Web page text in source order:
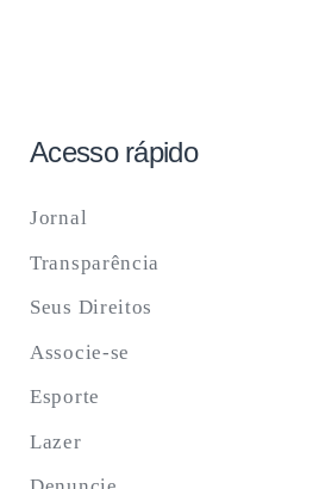
Acesso rápido
Jornal
Transparência
Seus Direitos
Associe-se
Esporte
Lazer